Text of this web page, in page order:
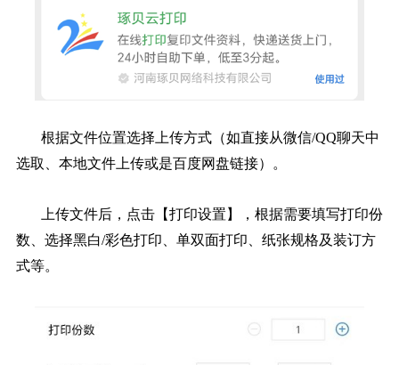
根据文件位置选择上传方式（如直接从微信/QQ聊天中
选取、本地文件上传或是百度网盘链接）。
上传文件后，点击【打印设置】，根据需要填写打印份
数、选择黑白/彩色打印、单双面打印、纸张规格及装订方
式等。